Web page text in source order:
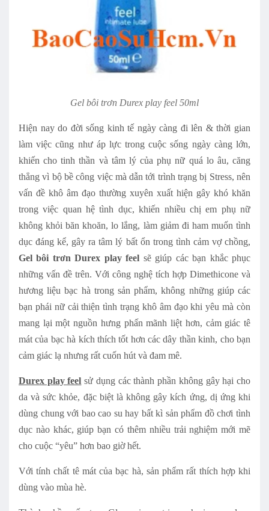
Gel bôi trơn Durex play feel 50ml
Hiện nay do đời sống kinh tế ngày càng đi lên & thời gian
làm việc cũng như áp lực trong cuộc sống ngày càng lớn,
khiến cho tinh thần và tâm lý của phụ nữ quá lo âu, căng
thẳng vì bộ bề công việc mà dẫn tới trình trạng bị Stress, nên
vấn đề khô âm đạo thường xuyên xuất hiện gây khó khăn
trong việc quan hệ tình dục, khiến nhiều chị em phụ nữ
không khỏi băn khoăn, lo lắng, làm giảm đi ham muốn tình
dục đáng kể, gây ra tâm lý bất ổn trong tình cảm vợ chồng,
Gel bôi trơn Durex play feel sẽ giúp các bạn khắc phục
những vấn đề trên. Với công nghệ tích hợp Dimethicone và
hương liệu bạc hà trong sản phẩm, không những giúp các
bạn phái nữ cải thiện tình trạng khô âm đạo khi yêu mà còn
mang lại một nguồn hưng phấn mãnh liệt hơn, cảm giác tê
mát của bạc hà kích thích tốt hơn các dây thần kinh, cho bạn
cảm giác lạ nhưng rất cuốn hút và đam mê.
Durex play feel sử dụng các thành phần không gây hại cho
da và sức khỏe, đặc biệt là không gây kích ứng, dị ứng khi
dùng chung với bao cao su hay bất kì sản phẩm đồ chơi tình
dục nào khác, giúp bạn có thêm nhiều trải nghiệm mới mẽ
cho cuộc “yêu” hơn bao giờ hết.
Với tính chất tê mát của bạc hà, sản phẩm rất thích hợp khi
dùng vào mùa hè.